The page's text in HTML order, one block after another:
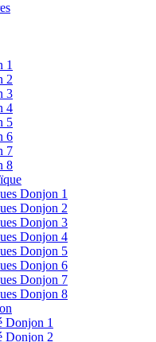
1
2
3
4
5
6
7
8
Donjon 1
Donjon 2
Donjon 3
Donjon 4
Donjon 5
Donjon 6
Donjon 7
Donjon 8
Donjon 1
Donjon 2